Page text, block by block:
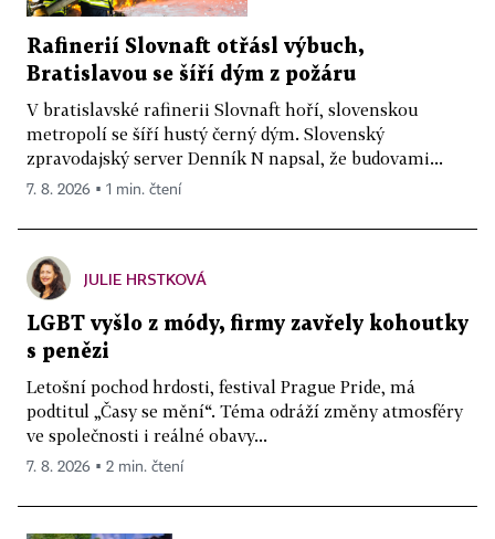
Rafinerií Slovnaft otřásl výbuch,
Bratislavou se šíří dým z požáru
V bratislavské rafinerii Slovnaft hoří, slovenskou
metropolí se šíří hustý černý dým. Slovenský
zpravodajský server Denník N napsal, že budovami...
7. 8. 2026 ▪ 1 min. čtení
JULIE HRSTKOVÁ
LGBT vyšlo z módy, firmy zavřely kohoutky
s penězi
Letošní pochod hrdosti, festival Prague Pride, má
podtitul „Časy se mění“. Téma odráží změny atmosféry
ve společnosti i reálné obavy...
7. 8. 2026 ▪ 2 min. čtení